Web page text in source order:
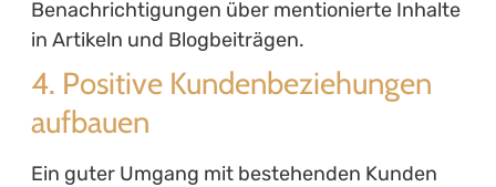
Benachrichtigungen über mentionierte Inhalte
in Artikeln und Blogbeiträgen.
4. Positive Kundenbeziehungen
aufbauen
Ein guter Umgang mit bestehenden Kunden